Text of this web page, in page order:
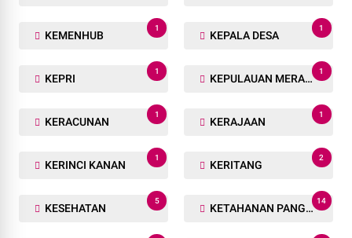
KEMENHUB
1
KEPALA DESA
1
KEPRI
1
KEPULAUAN MERANTI
1
KERACUNAN
1
KERAJAAN
1
KERINCI KANAN
1
KERITANG
2
KESEHATAN
5
KETAHANAN PANGAN
14